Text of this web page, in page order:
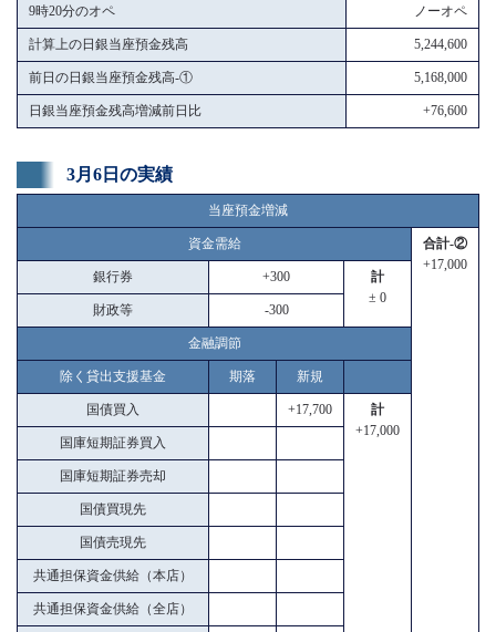
9時20分のオペ ノーオペ
計算上の日銀当座預金残高 5,244,600
前日の日銀当座預金残高-① 5,168,000
日銀当座預金残高増減前日比 +76,600
3月6日の実績
当座預金増減
資金需給
合計-②
+17,000
銀行券 +300
計
± 0
財政等 -300
金融調節
除く貸出支援基金 期落 新規
国債買入 +17,700
計
+17,000
国庫短期証券買入
国庫短期証券売却
国債買現先
国債売現先
共通担保資金供給（本店）
共通担保資金供給（全店）